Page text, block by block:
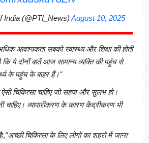
(@PTI_News) August 10, 2025
आवश्यकता सबको स्वास्थ्य और शिक्षा की होती
कि ये दोनों बातें आज सामान्य व्यक्ति की पहुंच से
के पहुंच के बाहर हैं।"
चिकित्सा चाहिए जो सहज और सुलभ हो।
चाहिए। व्यापारीकरण के कारण केंद्रीकरण भी
"अच्छी चिकित्सा के लिए लोगों का शहरों में जाना